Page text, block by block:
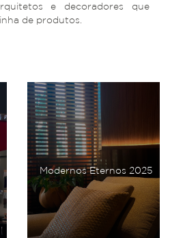
e decoradores que
de produtos.
Modernos Eternos 2025